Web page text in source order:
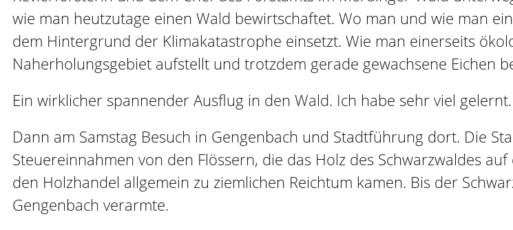
wie man heutzutage einen Wald bewirtschaftet. Wo man und wie man
dem Hintergrund der Klimakatastrophe einsetzt. Wie man einerseits
Naherholungsgebiet aufstellt und trotzdem gerade gewachsene Eichen
Ein wirklicher spannender Ausflug in den Wald. Ich habe sehr viel gelernt.
Dann am Samstag Besuch in Gengenbach und Stadtführung dort. Die
Steuereinnahmen von den Flössern, die das Holz des Schwarzwaldes
den Holzhandel allgemein zu ziemlichen Reichtum kamen. Bis der
Gengenbach verarmte.